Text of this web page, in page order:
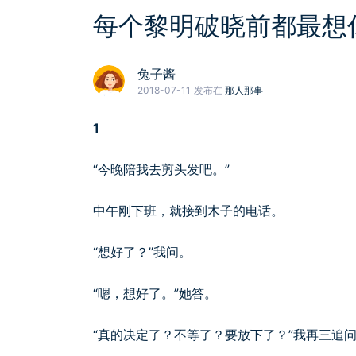
每个黎明破晓前都最想
兔子酱
2018-07-11 发布在 那人那事
1
“今晚陪我去剪头发吧。”
中午刚下班，就接到木子的电话。
“想好了？”我问。
“嗯，想好了。”她答。
“真的决定了？不等了？要放下了？”我再三追